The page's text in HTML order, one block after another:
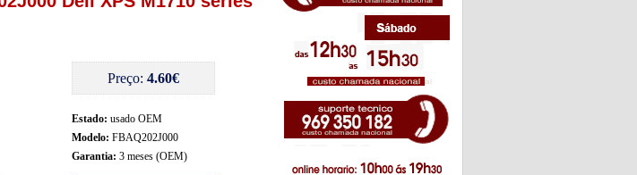
Preço: 4.60€
Estado: usado OEM
Modelo: FBAQ202J000
Garantia: 3 meses (OEM)